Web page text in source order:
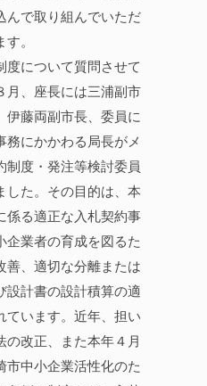
んで取り組んでいただ
。
度について質問させて
月、座長には三浦副市
伊藤両副市長、委員に
務にかかわる局長がメ
制度・発注等検討委員
した。その目的は、本
係る適正な入札契約事
企業者の育成を図るた
善、適切な分離または
設計書の設計積算の適
ています。近年、担い
の改正、また本年４月
市中小企業活性化のた